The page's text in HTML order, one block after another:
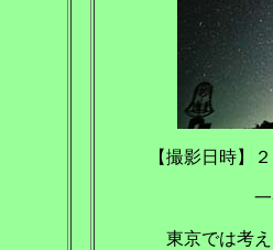
【撮影日時】
東京では考